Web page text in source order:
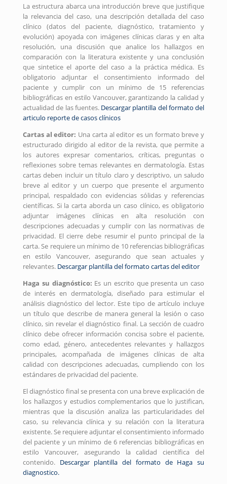
La estructura abarca una introducción breve que justifique
la relevancia del caso, una descripción detallada del caso
clínico (datos del paciente, diagnóstico, tratamiento y
evolución) apoyada con imágenes clínicas claras y en alta
resolución, una discusión que analice los hallazgos en
comparación con la literatura existente y una conclusión
que sintetice el aporte del caso a la práctica médica. Es
obligatorio adjuntar el consentimiento informado del
paciente y cumplir con un mínimo de 15 referencias
bibliográficas en estilo Vancouver, garantizando la calidad y
actualidad de las fuentes.Descargar plantilla del formato del
articulo reporte de casos clínicos
Cartas al editor: Una carta al editor es un formato breve y
estructurado dirigido al editor de la revista, que permite a
los autores expresar comentarios, críticas, preguntas o
reflexiones sobre temas relevantes en dermatología. Estas
cartas deben incluir un título claro y descriptivo, un saludo
breve al editor y un cuerpo que presente el argumento
principal, respaldado con evidencias sólidas y referencias
científicas. Si la carta aborda un caso clínico, es obligatorio
adjuntar imágenes clínicas en alta resolución con
descripciones adecuadas y cumplir con las normativas de
privacidad. El cierre debe resumir el punto principal de la
carta. Se requiere un mínimo de 10 referencias bibliográficas
en estilo Vancouver, asegurando que sean actuales y
relevantes. Descargar plantilla del formato cartas del editor
Haga su diagnóstico: Es un escrito que presenta un caso
de interés en dermatología, diseñado para estimular el
análisis diagnóstico del lector. Este tipo de artículo incluye
un título que describe de manera general la lesión o caso
clínico, sin revelar el diagnóstico final. La sección de cuadro
clínico debe ofrecer información concisa sobre el paciente,
como edad, género, antecedentes relevantes y hallazgos
principales, acompañada de imágenes clínicas de alta
calidad con descripciones adecuadas, cumpliendo con los
estándares de privacidad del paciente.
El diagnóstico final se presenta con una breve explicación de
los hallazgos y estudios complementarios que lo justifican,
mientras que la discusión analiza las particularidades del
caso, su relevancia clínica y su relación con la literatura
existente. Se requiere adjuntar el consentimiento informado
del paciente y un mínimo de 6 referencias bibliográficas en
estilo Vancouver, asegurando la calidad científica del
contenido. Descargar plantilla del formato de Haga su
diagnostico.